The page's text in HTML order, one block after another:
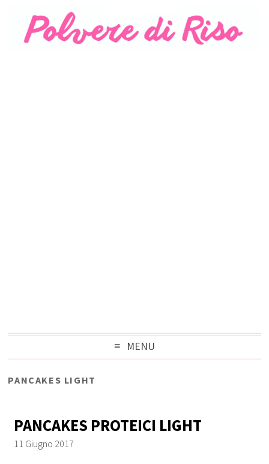
MENU
PANCAKES LIGHT
PANCAKES PROTEICI LIGHT
11 Giugno 2017